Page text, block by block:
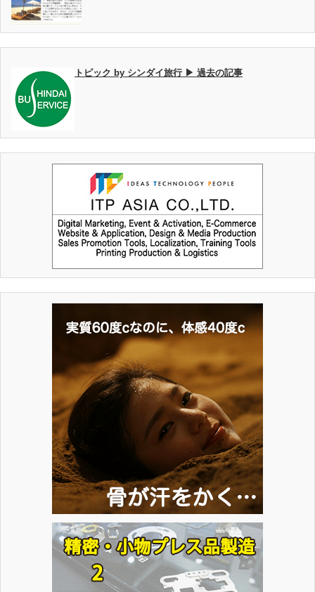
トピック by シンダイ旅行 ▶ 過去の記事